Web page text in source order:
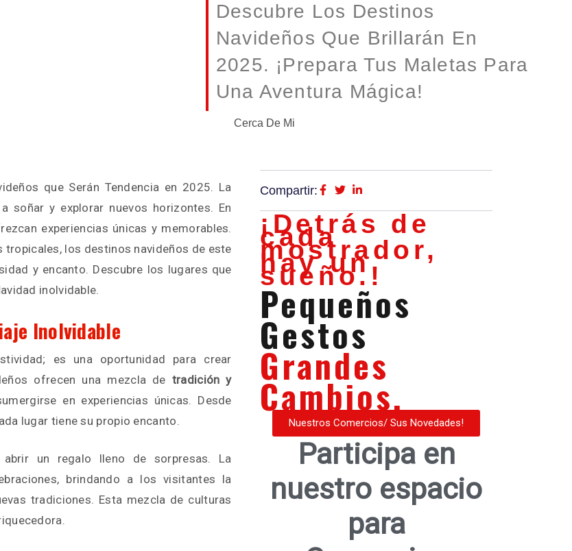
Descubre Los Destinos
Navideños Que Brillarán En
2025. ¡Prepara Tus Maletas Para
Una Aventura Mágica!
Cerca De Mi
que Serán Tendencia en 2025. La
soñar y explorar nuevos horizontes. En
experiencias únicas y memorables.
tropicales, los destinos navideños de este
y encanto. Descubre los lugares que
inolvidable.
Inolvidable
es una oportunidad para crear
ofrecen una mezcla de tradición y
en experiencias únicas. Desde
lugar tiene su propio encanto.
un regalo lleno de sorpresas. La
brindando a los visitantes la
tradiciones. Esta mezcla de culturas
Compartir:
¡Detrás de
cada
mostrador,
hay un
sueño.!
Pequeños
Gestos
Grandes
Cambios.
Nuestros Comercios/ Sus Novedades!
Participa en
nuestro espacio
para